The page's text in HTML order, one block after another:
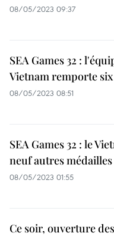
08/05/2023 09:37
SEA Games 32 :
Vietnam remporte
08/05/2023 08:51
SEA Games 32 : le
neuf autres
08/05/2023 01:55
Ce soir, ouverture